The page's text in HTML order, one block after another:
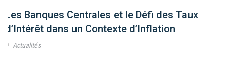
Les Banques Centrales et le Défi des Taux
d’Intérêt dans un Contexte d’Inflation
Actualités